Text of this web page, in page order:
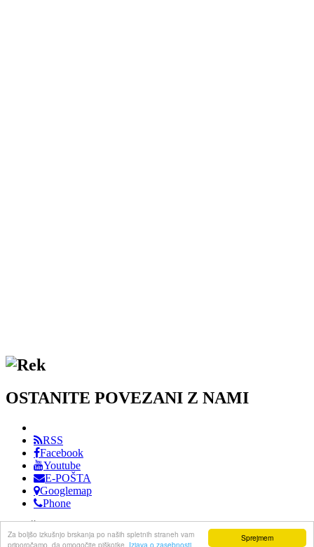
Sprejmem
Za boljšo izkušnjo brskanja po naših spletnih straneh vam
priporočamo, da omogočite piškotke. Izjava o zasebnosti
OSTANITE POVEZANI Z NAMI
RSS
Facebook
Youtube
E-POŠTA
Googlemap
Phone
DRUŠTVO PRIJATELJEV GLASBE KOPER / VSE PRAVICE
PRIDRŽANE / IZVEDBA: F.KING